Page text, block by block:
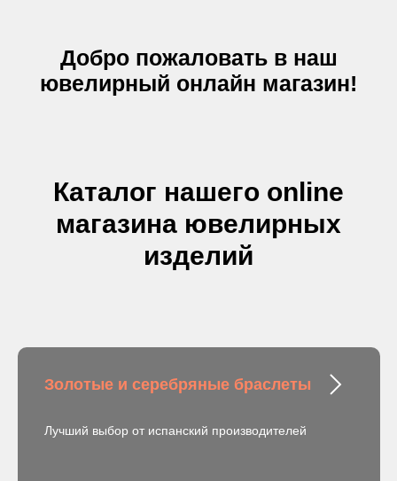
Добро пожаловать в наш
ювелирный онлайн магазин!
Каталог нашего online
магазина ювелирных
изделий
Золотые и серебряные браслеты
Лучший выбор от испанский производителей